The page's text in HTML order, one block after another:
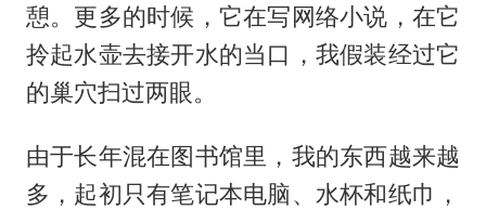
憩。更多的时候，它在写网络小说，在它
拎起水壶去接开水的当口，我假装经过它
的巢穴扫过两眼。
由于长年混在图书馆里，我的东西越来越
多，起初只有笔记本电脑、水杯和纸巾，